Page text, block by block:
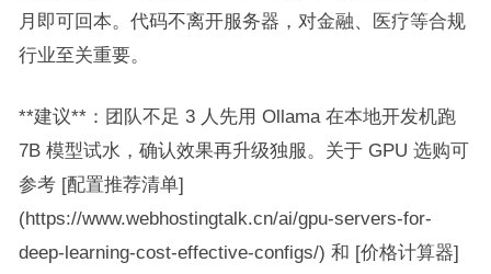
月即可回本。代码不离开服务器，对金融、医疗等合规
行业至关重要。
**建议**：团队不足 3 人先用 Ollama 在本地开发机跑
7B 模型试水，确认效果再升级独服。关于 GPU 选购可
参考 [配置推荐清单]
(https://www.webhostingtalk.cn/ai/gpu-servers-for-
deep-learning-cost-effective-configs/) 和 [价格计算器]